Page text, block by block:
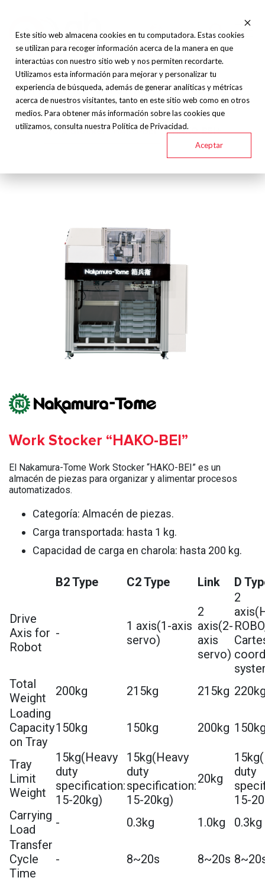
Este sitio web almacena cookies en tu computadora. Estas cookies
se utilizan para recoger información acerca de la manera en que
interactúas con nuestro sitio web y nos permiten recordarte.
Utilizamos esta información para mejorar y personalizar tu
experiencia de búsqueda, además de generar analíticas y métricas
acerca de nuestros visitantes, tanto en este sitio web como en otros
medios. Para obtener más información sobre las cookies que
utilizamos, consulta nuestra Política de Privacidad.
Aceptar
Nakamura Tome - - HAKO-BEI
Work Stocker “HAKO-BEI” HAKO-BEI+
Work Stocker “HAKO-BEI”
El Nakamura-Tome Work Stocker “HAKO-BEI” es un
almacén de piezas para organizar y alimentar procesos
automatizados.
Categoría: Almacén de piezas.
Carga transportada: hasta 1 kg.
Capacidad de carga en charola: hasta 200 kg.
B2 Type C2 Type Link D
Drive
Axis for
Robot
-
1 axis(1-axis
servo)
2
axis(2-
axis
servo)
2
Total
Weight
200kg 215kg 215kg
Loading
Capacity
on Tray
150kg 150kg 200kg
Tray
Limit
Weight
15kg(Heavy
duty
specification:
15-20kg)
15kg(Heavy
duty
specification:
15-20kg)
20kg
duty
15-
Carrying
Load
- 0.3kg 1.0kg
0.3kg
Transfer
Cycle
Time
- 8~20s 8~20s